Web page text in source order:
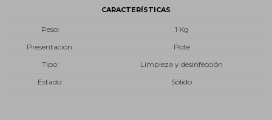
CARACTERÍSTICAS
Peso
1 Kg
Presentación
Pote
Tipo
Limpieza y desinfección
Estado
Sólido